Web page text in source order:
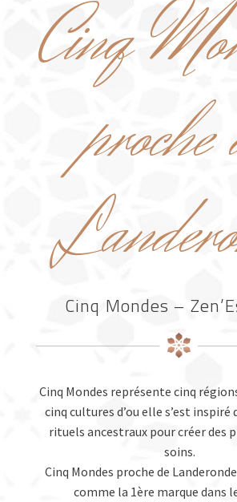
Cinq
Cinq Mondes –
Cinq Mondes représente cinq
cinq cultures d’ou elle s’est
rituels ancestraux pour créer des
soins.
Cinq Mondes proche de
comme la 1ère marque dans